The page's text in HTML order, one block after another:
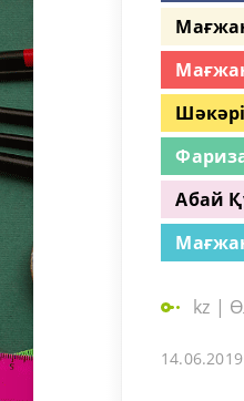
Абай
kz |
14.06.2019